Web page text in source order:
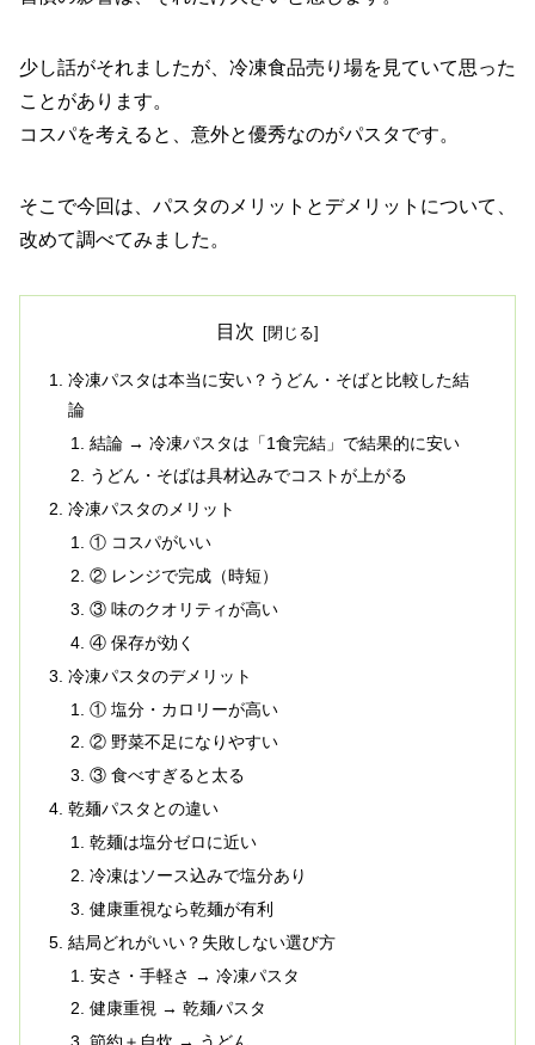
少し話がそれましたが、冷凍食品売り場を見ていて思った
ことがあります。
コスパを考えると、意外と優秀なのがパスタです。
そこで今回は、パスタのメリットとデメリットについて、
改めて調べてみました。
目次
冷凍パスタは本当に安い？うどん・そばと比較した結
論
結論 → 冷凍パスタは「1食完結」で結果的に安い
うどん・そばは具材込みでコストが上がる
冷凍パスタのメリット
① コスパがいい
② レンジで完成（時短）
③ 味のクオリティが高い
④ 保存が効く
冷凍パスタのデメリット
① 塩分・カロリーが高い
② 野菜不足になりやすい
③ 食べすぎると太る
乾麺パスタとの違い
乾麺は塩分ゼロに近い
冷凍はソース込みで塩分あり
健康重視なら乾麺が有利
結局どれがいい？失敗しない選び方
安さ・手軽さ → 冷凍パスタ
健康重視 → 乾麺パスタ